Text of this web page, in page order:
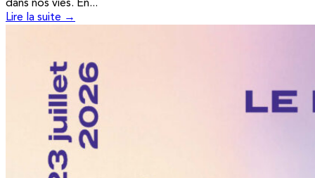
dans nos vies. En...
Lire la suite →